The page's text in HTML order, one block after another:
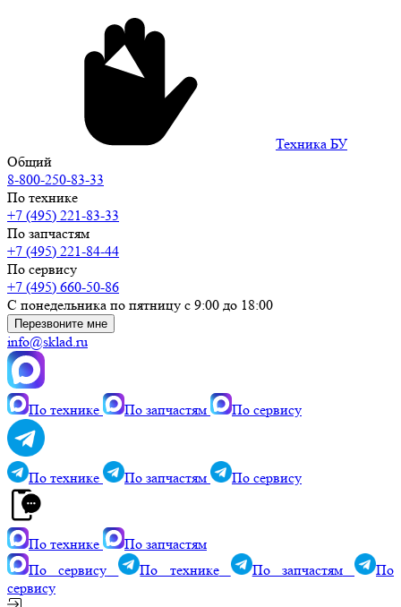
Техника БУ
Общий
8-800-250-83-33
По технике
+7 (495) 221-83-33
По запчастям
+7 (495) 221-84-44
По сервису
+7 (495) 660-50-86
С понедельника по пятницу с 9:00 до 18:00
Перезвоните мне
info@sklad.ru
По технике По запчастям По сервису
По технике По запчастям По сервису
По технике
По запчастям
По сервису
По технике По запчастям
По
сервису